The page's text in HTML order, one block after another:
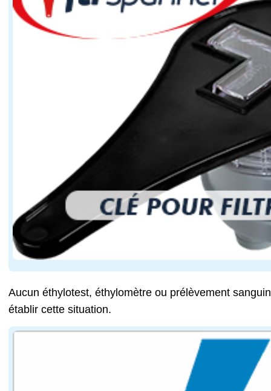
Aucun éthylotest, éthylomètre ou prélèvement
établir cette situation.